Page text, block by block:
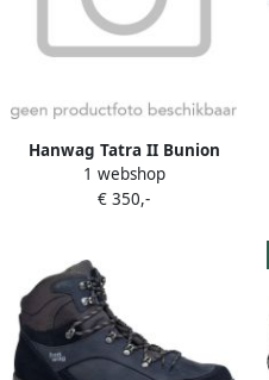
Hanwag Tatra II Bunion
GORE TEX Dames
Wandelschoenen EU 37 5
1 webshop
€ 350,-